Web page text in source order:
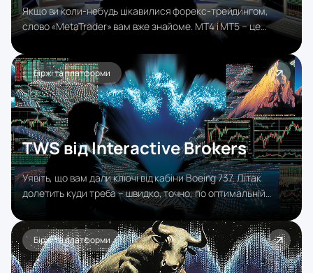
Якщо ви коли-небудь цікавилися форекс-трейдингом,
слово «MetaTrader» вам вже знайоме. MT4 і MT5 – це
торгові платформи від компанії MetaQuotes, які стали
фактичним стандартом у роздрібному форексі.
Біржі та платформи
TWS від Interactive Brokers
Уявіть, що вам дали ключі від кабіни Boeing 737. Літак
долетить куди треба – швидко, точно, по оптимальній
траєкторії. Але якщо ви звикли до звичайного автомобіля,
перші кілька годин буде дезорієнтація від кількості кнопок.
TWS – саме такий інструмент: потужний, складний, і
безумовно вартий освоєння, якщо ви торгуєте серйозно.
Біржі та платформи